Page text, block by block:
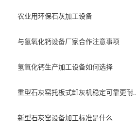
农业用环保石灰加工设备
与氢氧化钙设备厂家合作注意事项
氢氧化钙生产加工设备如何选择
重型石灰窑托板式卸灰机稳定可靠更耐...
新型石灰窑设备加工标准是什么